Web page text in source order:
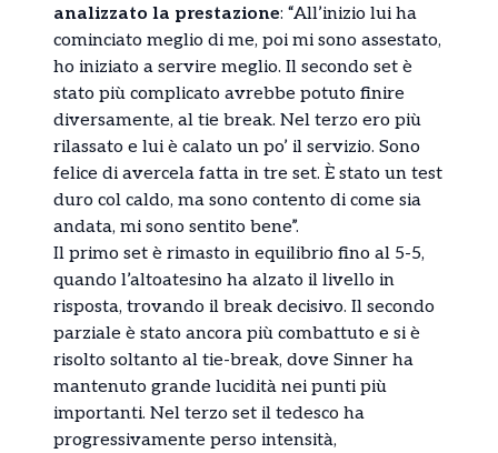
analizzato la prestazione: “All’inizio lui ha
cominciato meglio di me, poi mi sono assestato,
ho iniziato a servire meglio. Il secondo set è
stato più complicato avrebbe potuto finire
diversamente, al tie break. Nel terzo ero più
rilassato e lui è calato un po’ il servizio. Sono
felice di avercela fatta in tre set. È stato un test
duro col caldo, ma sono contento di come sia
andata, mi sono sentito bene”.
Il primo set è rimasto in equilibrio fino al 5-5,
quando l’altoatesino ha alzato il livello in
risposta, trovando il break decisivo. Il secondo
parziale è stato ancora più combattuto e si è
risolto soltanto al tie-break, dove Sinner ha
mantenuto grande lucidità nei punti più
importanti. Nel terzo set il tedesco ha
progressivamente perso intensità,